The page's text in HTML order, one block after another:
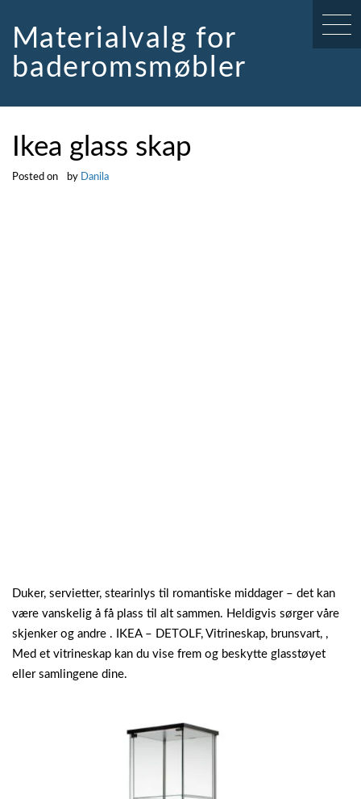
contentMaterialvalg for
baderomsmøbler
Ikea glass skap
Posted on by Danila
Duker, servietter, stearinlys til romantiske middager – det kan
være vanskelig å få plass til alt sammen. Heldigvis sørger våre
skjenker og andre . IKEA – DETOLF, Vitrineskap, brunsvart, ,
Med et vitrineskap kan du vise frem og beskytte glasstøyet
eller samlingene dine.